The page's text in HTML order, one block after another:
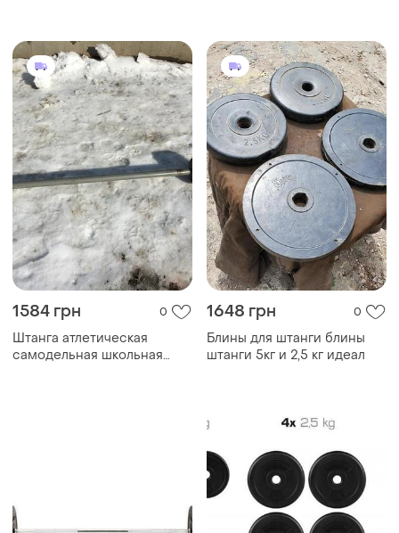
1584 грн 0
Штанга атлетическая
самодельная школьная
1648 грн 0
Блины для штанги блины
штанги 5кг и 2,5 кг идеал